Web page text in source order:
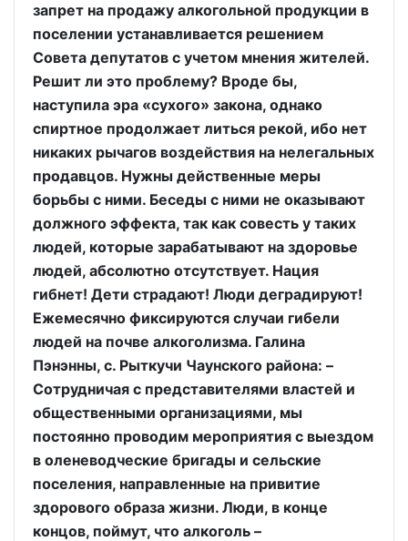
запрет на продажу алкогольной продукции в
поселении устанавливается решением
Совета депутатов с учетом мнения жителей.
Решит ли это проблему? Вроде бы,
наступила эра «сухого» закона, однако
спиртное продолжает литься рекой, ибо нет
никаких рычагов воздействия на нелегальных
продавцов. Нужны действенные меры
борьбы с ними. Беседы с ними не оказывают
должного эффекта, так как совесть у таких
людей, которые зарабатывают на здоровье
людей, абсолютно отсутствует. Нация
гибнет! Дети страдают! Люди деградируют!
Ежемесячно фиксируются случаи гибели
людей на почве алкоголизма. Галина
Пэнэнны, с. Рыткучи Чаунского района: –
Сотрудничая с представителями властей и
общественными организациями, мы
постоянно проводим мероприятия с выездом
в оленеводческие бригады и сельские
поселения, направленные на привитие
здорового образа жизни. Люди, в конце
концов, поймут, что алкоголь –